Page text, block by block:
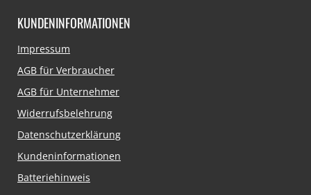
KUNDENINFORMATIONEN
Navigation
Impressum
AGB für Verbraucher
AGB für Unternehmer
Widerrufsbelehrung
Datenschutzerklärung
Kundeninformationen
Batteriehinweis